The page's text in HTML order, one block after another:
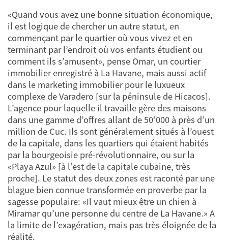
«Quand vous avez une bonne situation économique,
il est logique de chercher un autre statut, en
commençant par le quartier où vous vivez et en
terminant par l’endroit où vos enfants étudient ou
comment ils s’amusent», pense Omar, un courtier
immobilier enregistré à La Havane, mais aussi actif
dans le marketing immobilier pour le luxueux
complexe de Varadero [sur la péninsule de Hicacos].
L’agence pour laquelle il travaille gère des maisons
dans une gamme d’offres allant de 50’000 à près d’un
million de Cuc. Ils sont généralement situés à l’ouest
de la capitale, dans les quartiers qui étaient habités
par la bourgeoisie pré-révolutionnaire, ou sur la
«Playa Azul» [à l’est de la capitale cubaine, très
proche]. Le statut des deux zones est raconté par une
blague bien connue transformée en proverbe par la
sagesse populaire: «Il vaut mieux être un chien à
Miramar qu’une personne du centre de La Havane.» A
la limite de l’exagération, mais pas très éloignée de la
réalité.